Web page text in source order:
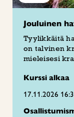
Jouluinen
Tyylikkäitä
on talvinen
mieleisesi
Kurssi alkaa
17.11.2026